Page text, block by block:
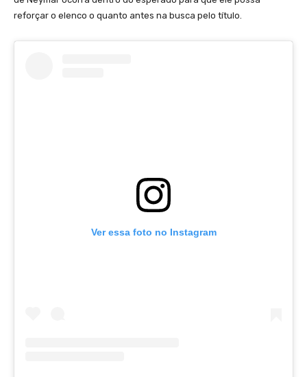
reforçar o elenco o quanto antes na busca pelo título.
Ver essa foto no Instagram